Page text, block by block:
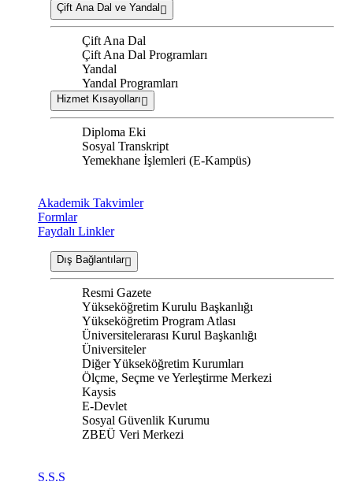
Çift Ana Dal ve Yandal
Çift Ana Dal
Çift Ana Dal Programları
Yandal
Yandal Programları
Hizmet Kısayolları
Diploma Eki
Sosyal Transkript
Yemekhane İşlemleri (E-Kampüs)
Akademik Takvimler
Formlar
Faydalı Linkler
Dış Bağlantılar
Resmi Gazete
Yükseköğretim Kurulu Başkanlığı
Yükseköğretim Program Atlası
Üniversitelerarası Kurul Başkanlığı
Üniversiteler
Diğer Yükseköğretim Kurumları
Ölçme, Seçme ve Yerleştirme Merkezi
Kaysis
E-Devlet
Sosyal Güvenlik Kurumu
ZBEÜ Veri Merkezi
S.S.S